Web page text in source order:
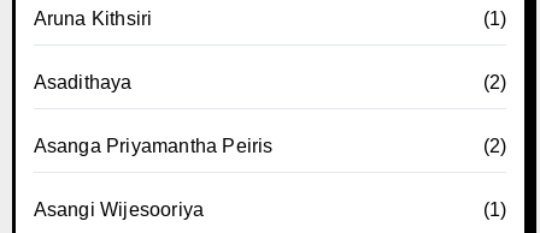
Aruna Kithsiri (1)
Asadithaya (2)
Asanga Priyamantha Peiris (2)
Asangi Wijesooriya (1)